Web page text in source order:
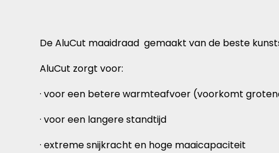
De AluCut maaidraad gemaakt van de beste
AluCut zorgt voor:
· voor een betere warmteafvoer (voorkomt
· voor een langere standtijd
· extreme snijkracht en hoge maaicapaciteit